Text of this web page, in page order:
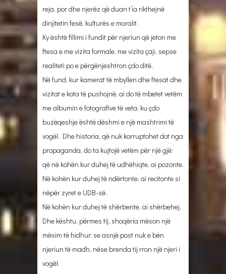
reja, por dhe njerëz që duan t’ia rikthejnë
dinjitetin fesë, kulturës e moralit.
Ky është fillimi i fundit për njeriun që jeton me
ftesa e me vizita formale, me vizita çaji, sepse
realiteti po e përgënjeshtron çdo ditë.
Në fund, kur kamerat të mbyllen dhe ftesat dhe
vizitat e kota të pushojnë, ai do të mbetet vetëm
me albumin e fotografive të veta, ku çdo
buzëqeshje është dëshmi e një mashtrimi të
vogël. Dhe historia, që nuk korruptohet dot nga
propaganda, do ta kujtojë vetëm për një gjë:
që në kohën kur duhej të udhëhiqte, ai pozonte.
Në kohën kur duhej të ndërtonte, ai recitonte si
nëpër zyret e UDB-së.
Në kohën kur duhej të shërbente, ai shërbehej.
Dhe kështu, përmes tij, shoqëria mëson një
mësim të hidhur: se asnjë post nuk e bën
njeriun të madh, nëse brenda tij rron një njeri i
vogël.